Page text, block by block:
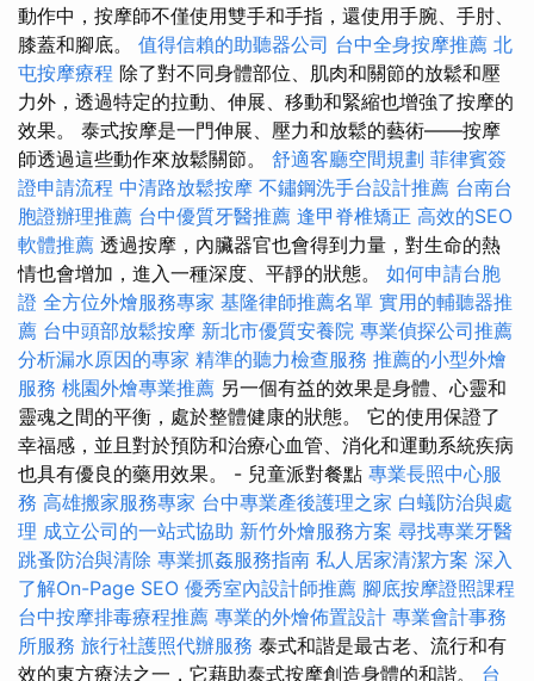
動作中，按摩師不僅使用雙手和手指，還使用手腕、手肘、
膝蓋和腳底。 值得信賴的助聽器公司 台中全身按摩推薦 北
屯按摩療程 除了對不同身體部位、肌肉和關節的放鬆和壓
力外，透過特定的拉動、伸展、移動和緊縮也增強了按摩的
效果。 泰式按摩是一門伸展、壓力和放鬆的藝術——按摩
師透過這些動作來放鬆關節。 舒適客廳空間規劃 菲律賓簽
證申請流程 中清路放鬆按摩 不鏽鋼洗手台設計推薦 台南台
胞證辦理推薦 台中優質牙醫推薦 逢甲脊椎矯正 高效的SEO
軟體推薦 透過按摩，內臟器官也會得到力量，對生命的熱
情也會增加，進入一種深度、平靜的狀態。 如何申請台胞
證 全方位外燴服務專家 基隆律師推薦名單 實用的輔聽器推
薦 台中頭部放鬆按摩 新北市優質安養院 專業偵探公司推薦
分析漏水原因的專家 精準的聽力檢查服務 推薦的小型外燴
服務 桃園外燴專業推薦 另一個有益的效果是身體、心靈和
靈魂之間的平衡，處於整體健康的狀態。 它的使用保證了
幸福感，並且對於預防和治療心血管、消化和運動系統疾病
也具有優良的藥用效果。 - 兒童派對餐點 專業長照中心服
務 高雄搬家服務專家 台中專業產後護理之家 白蟻防治與處
理 成立公司的一站式協助 新竹外燴服務方案 尋找專業牙醫
跳蚤防治與清除 專業抓姦服務指南 私人居家清潔方案 深入
了解On-Page SEO 優秀室內設計師推薦 腳底按摩證照課程
台中按摩排毒療程推薦 專業的外燴佈置設計 專業會計事務
所服務 旅行社護照代辦服務 泰式和諧是最古老、流行和有
效的東方療法之一，它藉助泰式按摩創造身體的和諧。 台